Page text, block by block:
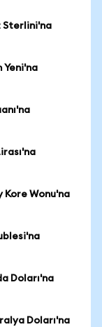
Sterlini'na
Yeni'na
Kore Wonu'na
Doları'na
Doları'na